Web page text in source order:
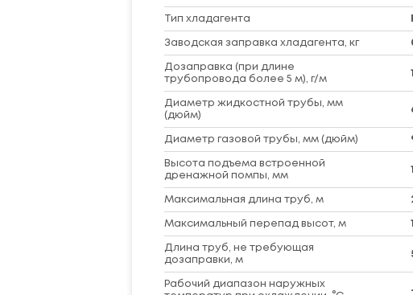
Тип хладагента
Заводская заправка хладагента, кг
Дозаправка (при длине
трубопровода более 5 м), г/м
Диаметр жидкостной трубы, мм
(дюйм)
Диаметр газовой трубы, мм (дюйм)
Высота подъема встроенной
дренажной помпы, мм
Максимальная длина труб, м
Максимальный перепад высот, м
Длина труб, не требующая
дозаправки, м
Рабочий диапазон наружных